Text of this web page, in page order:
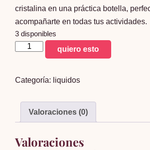
cristalina en una práctica botella,
acompañarte en todas tus actividades.
3 disponibles
Botella
Benedictino
cantidad
quiero esto
Categoría: liquidos
Valoraciones (0)
Valoraciones